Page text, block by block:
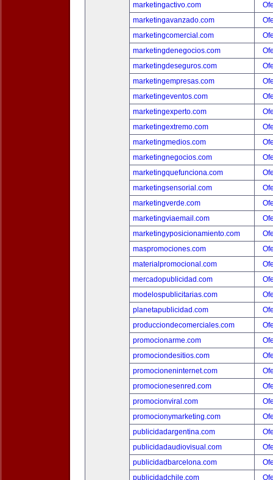
marketingactivo.com
marketingavanzado.com
marketingcomercial.com
marketingdenegocios.com
marketingdeseguros.com
marketingempresas.com
marketingeventos.com
marketingexperto.com
marketingextremo.com
marketingmedios.com
marketingnegocios.com
marketingquefunciona.com
marketingsensorial.com
marketingverde.com
marketingviaemail.com
marketingyposicionamiento.com
maspromociones.com
materialpromocional.com
mercadopublicidad.com
modelospublicitarias.com
planetapublicidad.com
producciondecomerciales.com
promocionarme.com
promociondesitios.com
promocioneninternet.com
promocionesenred.com
promocionviral.com
promocionymarketing.com
publicidadargentina.com
publicidadaudiovisual.com
publicidadbarcelona.com
publicidadchile.com